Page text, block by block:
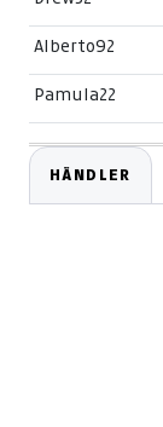
Alberto92
Pamula22
HÄNDLER